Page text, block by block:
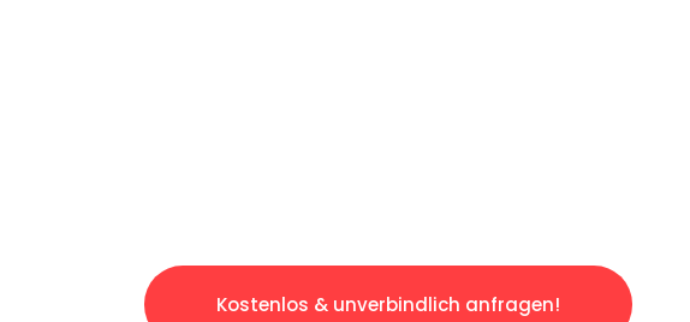
Kostenlos & unverbindlich anfragen!